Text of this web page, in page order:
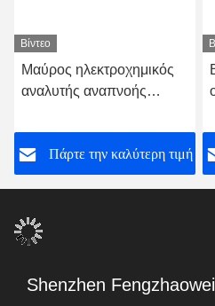
Βίντεο
Μαύρος ηλεκτροχημικός
αναλυτής αναπνοής
μπαταρία λιθίου
Πάρτε την καλύτερη τιμή
Shenzhen